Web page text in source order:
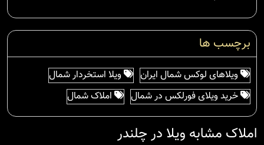
برچسب ها
ویلاهای لوکس شمال ایران
ویلا استخردار شمال
خرید ویلای فورلکس در شمال
املاک شمال
املاک مشابه ویلا در چلندر